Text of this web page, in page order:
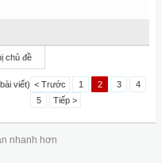
chủ đề
viết) < Trước 1 2 3
4
5
Tiếp >
nhanh hơn